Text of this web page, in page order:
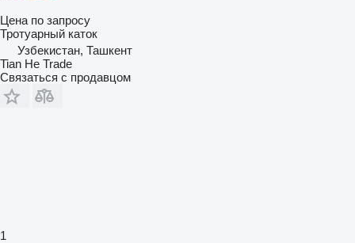
Цена по запросу
Тротуарный каток
Узбекистан, Ташкент
Tian He Trade
Связаться с продавцом
1